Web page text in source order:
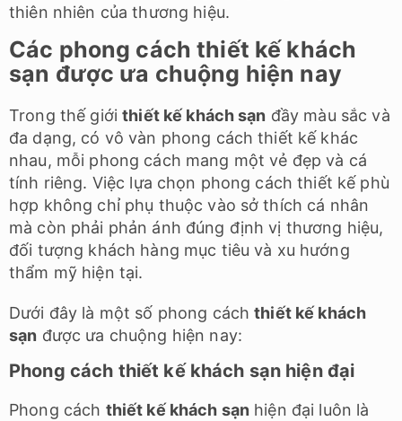
thiên nhiên của thương hiệu.
Các phong cách thiết kế khách
sạn được ưa chuộng hiện nay
Trong thế giớithiết kế khách sạn đầy màu sắc và
đa dạng, có vô vàn phong cách thiết kế khác
nhau, mỗi phong cách mang một vẻ đẹp và cá
tính riêng. Việc lựa chọn phong cách thiết kế phù
hợp không chỉ phụ thuộc vào sở thích cá nhân
mà còn phải phản ánh đúng định vị thương hiệu,
đối tượng khách hàng mục tiêu và xu hướng
thẩm mỹ hiện tại.
Dưới đây là một số phong cáchthiết kế khách
sạn được ưa chuộng hiện nay:
Phong cách thiết kế khách sạn hiện đại
Phong cách thiết kế khách sạn hiện đại luôn là